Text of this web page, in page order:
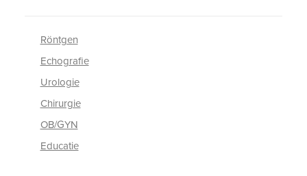
Röntgen
Echografie
Urologie
Chirurgie
OB/GYN
Educatie